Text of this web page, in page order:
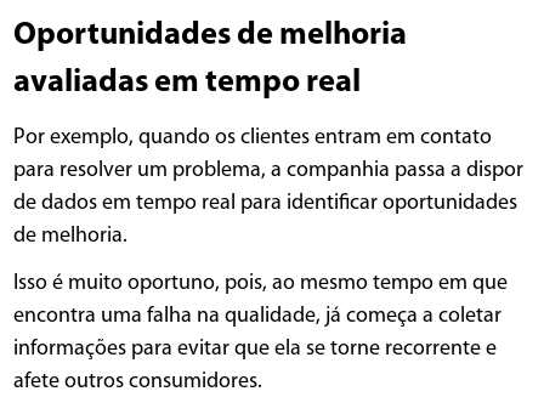
Oportunidades de melhoria
avaliadas em tempo real
Por exemplo, quando os clientes entram em contato
para resolver um problema, a companhia passa a dispor
de dados em tempo real para identificar oportunidades
de melhoria.
Isso é muito oportuno, pois, ao mesmo tempo em que
encontra uma falha na qualidade, já começa a coletar
informações para evitar que ela se torne recorrente e
afete outros consumidores.